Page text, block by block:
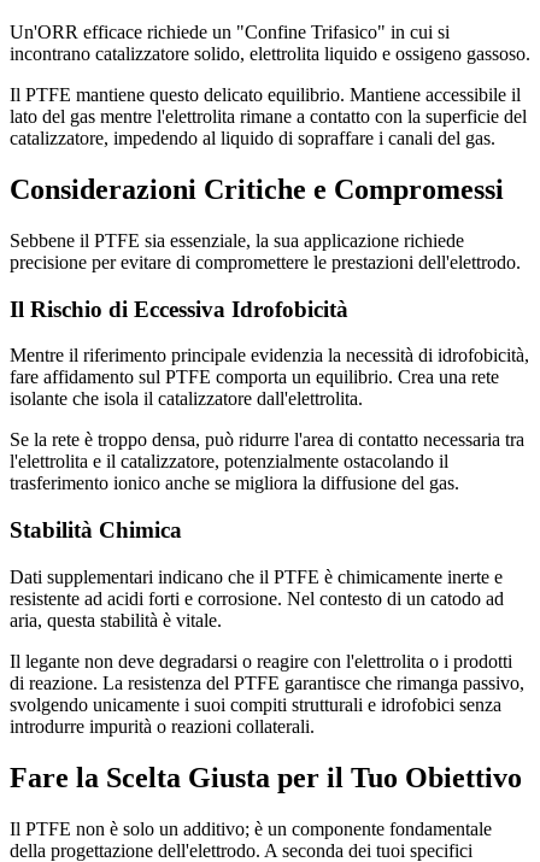
Un'ORR efficace richiede un "Confine Trifasico" in cui si
incontrano catalizzatore solido, elettrolita liquido e ossigeno gassoso.
Il PTFE mantiene questo delicato equilibrio. Mantiene accessibile il
lato del gas mentre l'elettrolita rimane a contatto con la superficie del
catalizzatore, impedendo al liquido di sopraffare i canali del gas.
Considerazioni Critiche e Compromessi
Sebbene il PTFE sia essenziale, la sua applicazione richiede
precisione per evitare di compromettere le prestazioni dell'elettrodo.
Il Rischio di Eccessiva Idrofobicità
Mentre il riferimento principale evidenzia la necessità di idrofobicità,
fare affidamento sul PTFE comporta un equilibrio. Crea una rete
isolante che isola il catalizzatore dall'elettrolita.
Se la rete è troppo densa, può ridurre l'area di contatto necessaria tra
l'elettrolita e il catalizzatore, potenzialmente ostacolando il
trasferimento ionico anche se migliora la diffusione del gas.
Stabilità Chimica
Dati supplementari indicano che il PTFE è chimicamente inerte e
resistente ad acidi forti e corrosione. Nel contesto di un catodo ad
aria, questa stabilità è vitale.
Il legante non deve degradarsi o reagire con l'elettrolita o i prodotti
di reazione. La resistenza del PTFE garantisce che rimanga passivo,
svolgendo unicamente i suoi compiti strutturali e idrofobici senza
introdurre impurità o reazioni collaterali.
Fare la Scelta Giusta per il Tuo Obiettivo
Il PTFE non è solo un additivo; è un componente fondamentale
della progettazione dell'elettrodo. A seconda dei tuoi specifici